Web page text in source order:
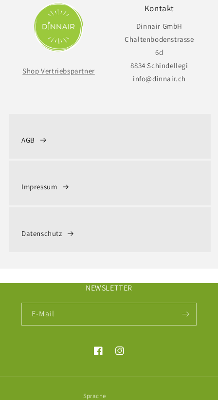
Shop Vertriebspartner
Kontakt
Dinnair GmbH
Chaltenbodenstrasse
6d
8834 Schindellegi
info@dinnair.ch
AGB
Impressum
Datenschutz
NEWSLETTER
E-Mail
FacebookInstagram
Sprache